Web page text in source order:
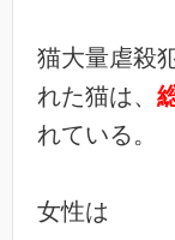
猫大量虐殺
れた猫は、
れている。
女性は